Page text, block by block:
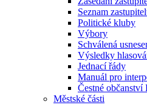
Seznam
Politické kluby
Výbory
Schválená
Výsledky
Jednací řády
Manuál pro
Čestné občanství
Městské části